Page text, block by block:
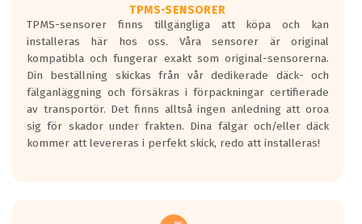
godkända för år 2016 nya regelverk.
Ett däck med en svart våg kommer vara
minst tre decibel tystare än det
regelverk som börjar gälla 2016.
TPMS-SENSORER
TPMS-sensorer finns tillgängliga att köpa och kan
installeras här hos oss. Våra sensorer är original
kompatibla och fungerar exakt som original-sensorerna.
Din beställning skickas från vår dedikerade däck- och
fälganläggning och försäkras i förpackningar certifierade
av transportör. Det finns alltså ingen anledning att oroa
sig för skador under frakten. Dina fälgar och/eller däck
kommer att levereras i perfekt skick, redo att installeras!